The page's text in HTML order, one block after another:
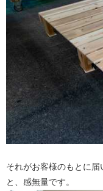
それがお客様のもとに
と、感無量です。